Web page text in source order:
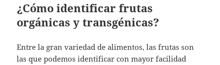
¿Cómo identificar frutas
orgánicas y transgénicas?
Entre la gran variedad de alimentos, las frutas son
las que podemos identificar con mayor facilidad